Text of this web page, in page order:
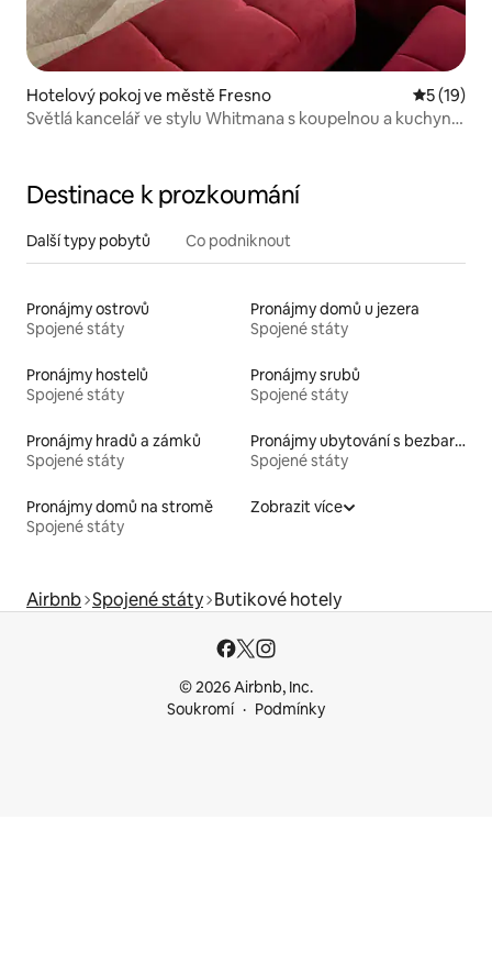
Hotelový pokoj ve městě Fresno Průměrné
5 (19)
Světlá kancelář ve stylu Whitmana s koupelnou a kuchyní
Destinace k prozkoumání
Další typy pobytů Co podniknout
Pronájmy ostrovů
Spojené státy
Pronájmy domů u jezera
Spojené státy
Pronájmy hostelů
Spojené státy
Pronájmy srubů
Spojené státy
Pronájmy hradů a zámků
Spojené státy
Pronájmy ubytování s bezbariérovou postelí
Spojené státy
Pronájmy domů na stromě
Spojené státy
Zobrazit více
Airbnb Spojené státy Butikové hotely
© 2026 Airbnb, Inc.
Soukromí
Podmínky